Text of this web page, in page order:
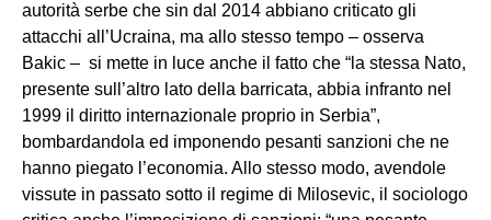
autorità serbe che sin dal 2014 abbiano criticato gli
attacchi all’Ucraina, ma allo stesso tempo – osserva
Bakic – si mette in luce anche il fatto che “la stessa Nato,
presente sull’altro lato della barricata, abbia infranto nel
1999 il diritto internazionale proprio in Serbia”,
bombardandola ed imponendo pesanti sanzioni che ne
hanno piegato l’economia. Allo stesso modo, avendole
vissute in passato sotto il regime di Milosevic, il sociologo